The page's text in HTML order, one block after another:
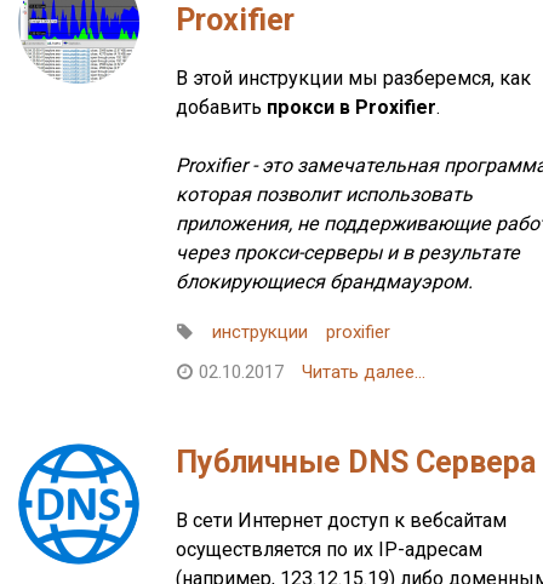
Proxifier
В этой инструкции мы разберемся, как
добавить прокси в Proxifier.
Proxifier - это замечательная
которая позволит использовать
приложения, не поддерживающие
через прокси-серверы и в результате
блокирующиеся брандмауэром.
инструкции
proxifier
02.10.2017
Читать далее...
Публичные DNS Сервера
В сети Интернет доступ к вебсайтам
осуществляется по их IP-адресам
(например, 123.12.15.19) либо